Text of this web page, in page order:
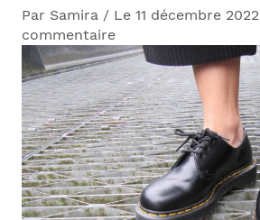
Par Samira / Le 11 décembre 2022
commentaire